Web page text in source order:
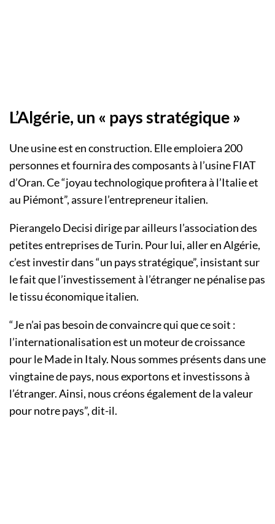
L’Algérie, un « pays stratégique »
Une usine est en construction. Elle emploiera 200
personnes et fournira des composants à l’usine FIAT
d’Oran. Ce “joyau technologique profitera à l’Italie et
au Piémont”, assure l’entrepreneur italien.
Pierangelo Decisi dirige par ailleurs l’association des
petites entreprises de Turin. Pour lui, aller en Algérie,
c’est investir dans “un pays stratégique”, insistant sur
le fait que l’investissement à l’étranger ne pénalise pas
le tissu économique italien.
“Je n’ai pas besoin de convaincre qui que ce soit :
l’internationalisation est un moteur de croissance
pour le Made in Italy. Nous sommes présents dans une
vingtaine de pays, nous exportons et investissons à
l’étranger. Ainsi, nous créons également de la valeur
pour notre pays”, dit-il.